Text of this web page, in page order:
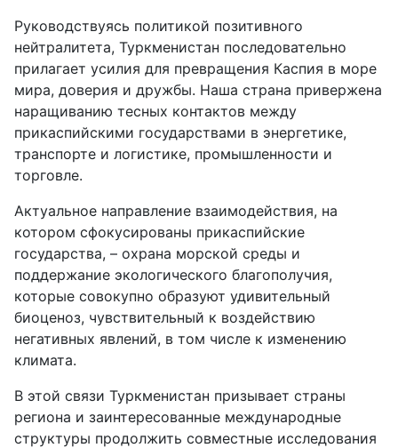
Руководствуясь политикой позитивного
нейтралитета, Туркменистан последовательно
прилагает усилия для превращения Каспия в море
мира, доверия и дружбы. Наша страна привержена
наращиванию тесных контактов между
прикаспийскими государствами в энергетике,
транспорте и логистике, промышленности и
торговле.
Актуальное направление взаимодействия, на
котором сфокусированы прикаспийские
государства, – охрана морской среды и
поддержание экологического благополучия,
которые совокупно образуют удивительный
биоценоз, чувствительный к воздействию
негативных явлений, в том числе к изменению
климата.
В этой связи Туркменистан призывает страны
региона и заинтересованные международные
структуры продолжить совместные исследования